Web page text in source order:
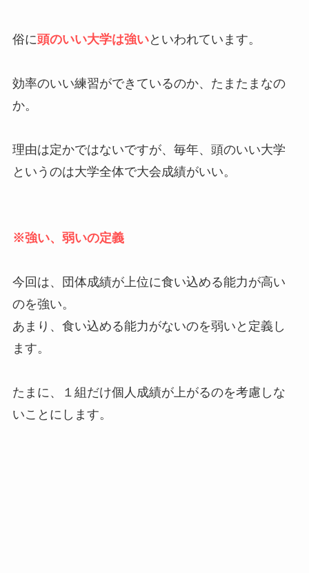
俗に頭のいい大学は強いといわれています。
効率のいい練習ができているのか、たまたまなの
か。
理由は定かではないですが、毎年、頭のいい大学
というのは大学全体で大会成績がいい。
※強い、弱いの定義
今回は、団体成績が上位に食い込める能力が高い
のを強い。
あまり、食い込める能力がないのを弱いと定義し
ます。
たまに、１組だけ個人成績が上がるのを考慮しな
いことにします。